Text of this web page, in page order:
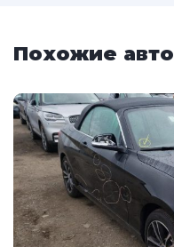
Похожие авто